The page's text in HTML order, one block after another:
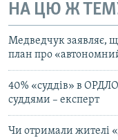
НА ЦЮ Ж
Медведчук заявляє,
план про
40% «суддів» в
суддями – експерт
Чи отримали жителі